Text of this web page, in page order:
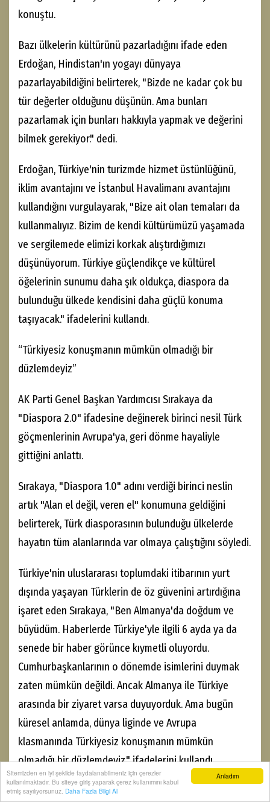
Anladım
Sitemizden en iyi şekilde faydalanabilmeniz için çerezler
kullanılmaktadır. Bu siteye giriş yaparak çerez kullanımını kabul
etmiş sayılıyorsunuz. Daha Fazla Bilgi Al
konuştu.
Bazı ülkelerin kültürünü pazarladığını ifade eden
Erdoğan, Hindistan'ın yogayı dünyaya
pazarlayabildiğini belirterek, "Bizde ne kadar çok bu
tür değerler olduğunu düşünün. Ama bunları
pazarlamak için bunları hakkıyla yapmak ve değerini
bilmek gerekiyor." dedi.
Erdoğan, Türkiye'nin turizmde hizmet üstünlüğünü,
iklim avantajını ve İstanbul Havalimanı avantajını
kullandığını vurgulayarak, "Bize ait olan temaları da
kullanmalıyız. Bizim de kendi kültürümüzü yaşamada
ve sergilemede elimizi korkak alıştırdığımızı
düşünüyorum. Türkiye güçlendikçe ve kültürel
öğelerinin sunumu daha şık oldukça, diaspora da
bulunduğu ülkede kendisini daha güçlü konuma
taşıyacak." ifadelerini kullandı.
“Türkiyesiz konuşmanın mümkün olmadığı bir
düzlemdeyiz”
AK Parti Genel Başkan Yardımcısı Sırakaya da
"Diaspora 2.0" ifadesine değinerek birinci nesil Türk
göçmenlerinin Avrupa'ya, geri dönme hayaliyle
gittiğini anlattı.
Sırakaya, "Diaspora 1.0" adını verdiği birinci neslin
artık "Alan el değil, veren el" konumuna geldiğini
belirterek, Türk diasporasının bulunduğu ülkelerde
hayatın tüm alanlarında var olmaya çalıştığını söyledi.
Türkiye'nin uluslararası toplumdaki itibarının yurt
dışında yaşayan Türklerin de öz güvenini artırdığına
işaret eden Sırakaya, "Ben Almanya'da doğdum ve
büyüdüm. Haberlerde Türkiye'yle ilgili 6 ayda ya da
senede bir haber görünce kıymetli oluyordu.
Cumhurbaşkanlarının o dönemde isimlerini duymak
zaten mümkün değildi. Ancak Almanya ile Türkiye
arasında bir ziyaret varsa duyuyorduk. Ama bugün
küresel anlamda, dünya liginde ve Avrupa
klasmanında Türkiyesiz konuşmanın mümkün
olmadığı bir düzlemdeyiz." ifadelerini kullandı.
Sırakaya, Batı'nın kendi sorunlarına Türkiyesiz çözüm